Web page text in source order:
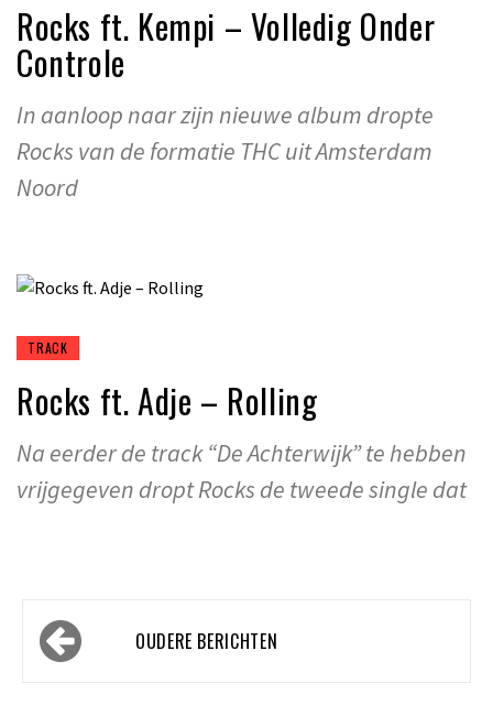
Rocks ft. Kempi – Volledig Onder
Controle
In aanloop naar zijn nieuwe album dropte
Rocks van de formatie THC uit Amsterdam
Noord
TRACK
Rocks ft. Adje – Rolling
Na eerder de track “De Achterwijk” te hebben
vrijgegeven dropt Rocks de tweede single dat
Berichtennavigatie
OUDERE BERICHTEN